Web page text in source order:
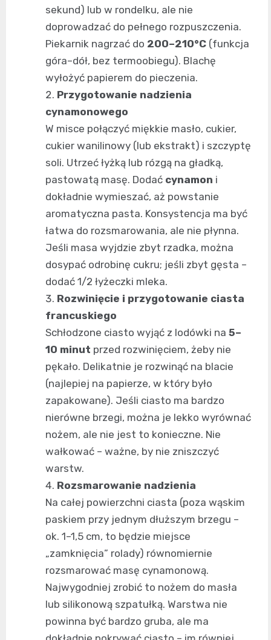
sekund) lub w rondelku, ale nie
doprowadzać do pełnego rozpuszczenia.
Piekarnik nagrzać do 200–210°C (funkcja
góra–dół, bez termoobiegu). Blachę
wyłożyć papierem do pieczenia.
Przygotowanie nadzienia
cynamonowego
W misce połączyć miękkie masło, cukier,
cukier wanilinowy (lub ekstrakt) i szczyptę
soli. Utrzeć łyżką lub rózgą na gładką,
pastowatą masę. Dodać cynamon i
dokładnie wymieszać, aż powstanie
aromatyczna pasta. Konsystencja ma być
łatwa do rozsmarowania, ale nie płynna.
Jeśli masa wyjdzie zbyt rzadka, można
dosypać odrobinę cukru; jeśli zbyt gęsta –
dodać 1/2 łyżeczki mleka.
Rozwinięcie i przygotowanie ciasta
francuskiego
Schłodzone ciasto wyjąć z lodówki na 5–
10 minut przed rozwinięciem, żeby nie
pękało. Delikatnie je rozwinąć na blacie
(najlepiej na papierze, w który było
zapakowane). Jeśli ciasto ma bardzo
nierówne brzegi, można je lekko wyrównać
nożem, ale nie jest to konieczne. Nie
wałkować – ważne, by nie zniszczyć
warstw.
Rozsmarowanie nadzienia
Na całej powierzchni ciasta (poza wąskim
paskiem przy jednym dłuższym brzegu –
ok. 1–1,5 cm, to będzie miejsce
„zamknięcia” rolady) równomiernie
rozsmarować masę cynamonową.
Najwygodniej zrobić to nożem do masła
lub silikonową szpatułką. Warstwa nie
powinna być bardzo gruba, ale ma